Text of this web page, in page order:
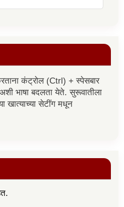
कंट्रोल (Ctrl) + स्पेसबार
भाषा बदलता येते. सुरूवातीला
खात्याच्या सेटींग मधून